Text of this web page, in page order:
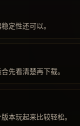
定性还可以。
先看清楚再下载。
本玩起来比较轻松。